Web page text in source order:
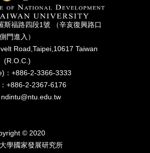
斯福路四段1號 （辛亥復興路⼝
側⾨進入）
Road,Taipei,10617 Taiwan
(R.O.C.)
：+886-2-3366-3333
+886-2-2367-6176
© 2020
學國家發展研究所